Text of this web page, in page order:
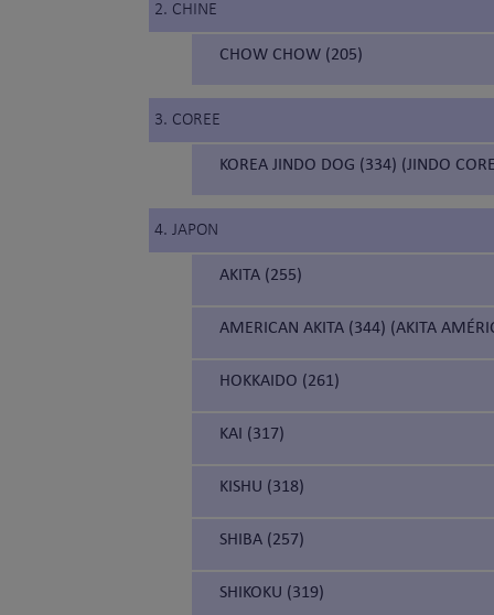
2. CHINE
CHOW CHOW (205)
3. COREE
KOREA JINDO DOG (334) (JINDO
4. JAPON
AKITA (255)
AMERICAN AKITA (344) (AKITA
HOKKAIDO (261)
KAI (317)
KISHU (318)
SHIBA (257)
SHIKOKU (319)